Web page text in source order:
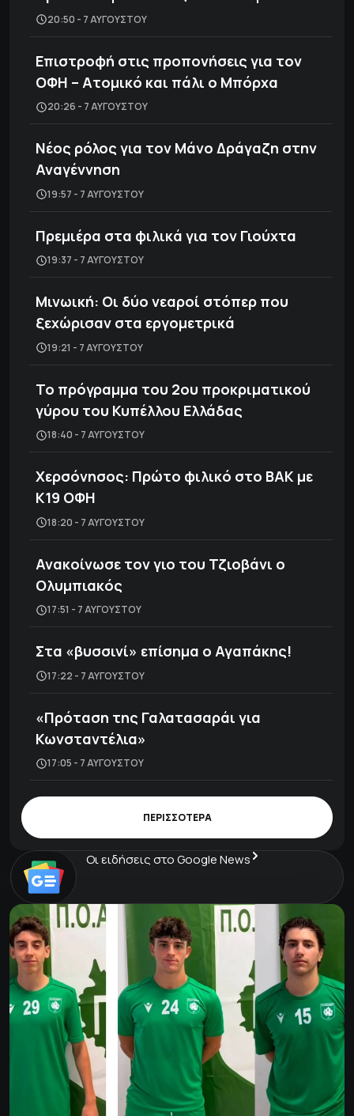
20:50 - 7 ΑΥΓΟΎΣΤΟΥ
Επιστροφή στις προπονήσεις για τον
ΟΦΗ – Ατομικό και πάλι ο Μπόρχα
20:26 - 7 ΑΥΓΟΎΣΤΟΥ
Νέος ρόλος για τον Μάνο Δράγαζη στην
Αναγέννηση
19:57 - 7 ΑΥΓΟΎΣΤΟΥ
Πρεμιέρα στα φιλικά για τον Γιούχτα
19:37 - 7 ΑΥΓΟΎΣΤΟΥ
Μινωική: Οι δύο νεαροί στόπερ που
ξεχώρισαν στα εργομετρικά
19:21 - 7 ΑΥΓΟΎΣΤΟΥ
Το πρόγραμμα του 2ου προκριματικού
γύρου του Κυπέλλου Ελλάδας
18:40 - 7 ΑΥΓΟΎΣΤΟΥ
Χερσόνησος: Πρώτο φιλικό στο ΒΑΚ με
Κ19 ΟΦΗ
18:20 - 7 ΑΥΓΟΎΣΤΟΥ
Ανακοίνωσε τον γιο του Τζιοβάνι ο
Ολυμπιακός
17:51 - 7 ΑΥΓΟΎΣΤΟΥ
Στα «βυσσινί» επίσημα ο Αγαπάκης!
17:22 - 7 ΑΥΓΟΎΣΤΟΥ
«Πρόταση της Γαλατασαράι για
Κωνσταντέλια»
17:05 - 7 ΑΥΓΟΎΣΤΟΥ
ΠΕΡΙΣΣΟΤΕΡΑ
Οι ειδήσεις στο Google News